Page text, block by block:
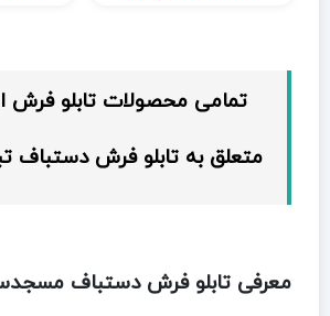
تمامی محصولات تابلو
متعلق به تابلو فرش دستباف
معرفی تابلو فرش دستباف